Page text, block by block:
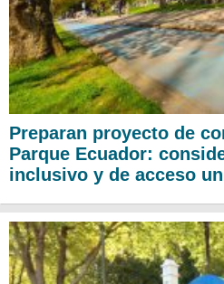
Preparan proyecto de
Parque Ecuador:
inclusivo y de acceso